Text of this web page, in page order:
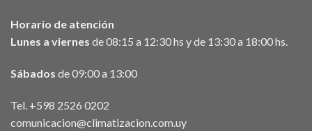
Horario de atención
Lunes a viernes de 08:15 a 12:30 hs y de 13:30 a 18:00 hs.
Sábados de 09:00 a 13:00
Tel. +598 2526 0202
comunicacion@climatizacion.com.uy